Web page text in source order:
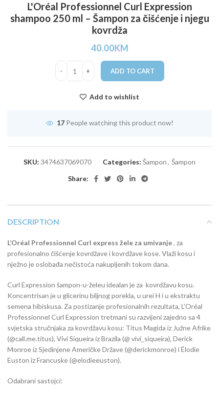
L'Oréal Professionnel Curl Expression
shampoo 250 ml – Šampon za čišćenje i njegu
kovrdža
40.00KM
ADD TO CART
Add to wishlist
17 People watching this product now!
SKU: 3474637069070 Categories: Šampon, Šampon
Share:
DESCRIPTION
L’Oréal Professionnel Curl express žele za umivanje, za
profesionalno čišćenje kovrdžave i kovrdžave kose. Vlaži kosu i
nježno je oslobađa nečistoća nakupljenih tokom dana.
Curl Expression šampon-u-želeu idealan je za kovrdžavu kosu.
Koncentrisan je u glicerinu biljnog porekla, u urei H i u ekstraktu
semena hibiskusa. Za postizanje profesionalnih rezultata, L’Oréal
Professionnel Curl Expression tretmani su razvijeni zajedno sa 4
svjetska stručnjaka za kovrdžavu kosu: Titus Magida iz Južne Afrike
(@call.me.titus), Vivi Siqueira iz Brazila (@ vivi_siqueira), Derick
Monroe iz Sjedinjene Američke Države (@derickmonroe) i Élodie
Euston iz Francuske (@elodieeuston).
Odabrani sastojci: